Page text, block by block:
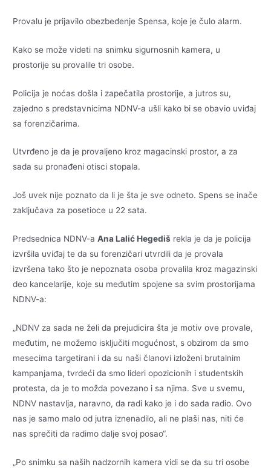
Provalu je prijavilo obezbeđenje Spensa, koje je čulo alarm.
Kako se može videti na snimku sigurnosnih kamera, u
prostorije su provalile tri osobe.
Policija je noćas došla i zapečatila prostorije, a jutros su,
zajedno s predstavnicima NDNV-a ušli kako bi se obavio uviđaj
sa forenzičarima.
Utvrđeno je da je provaljeno kroz magacinski prostor, a za
sada su pronađeni otisci stopala.
Još uvek nije poznato da li je šta je sve odneto. Spens se inače
zaključava za posetioce u 22 sata.
Predsednica NDNV-aAna Lalić Hegediš rekla je da je policija
izvršila uviđaj te da su forenzičari utvrdili da je provala
izvršena tako što je nepoznata osoba provalila kroz magazinski
deo kancelarije, koje su međutim spojene sa svim prostorijama
NDNV-a:
„NDNV za sada ne želi da prejudicira šta je motiv ove provale,
međutim, ne možemo isključiti mogućnost, s obzirom da smo
mesecima targetirani i da su naši članovi izloženi brutalnim
kampanjama, tvrdeći da smo lideri opozicionih i studentskih
protesta, da je to možda povezano i sa njima. Sve u svemu,
NDNV nastavlja, naravno, da radi kako je i do sada radio. Ovo
nas je samo malo od jutra iznenadilo, ali ne plaši nas, niti će
nas sprečiti da radimo dalje svoj posao“.
„Po snimku sa naših nadzornih kamera vidi se da su tri osobe